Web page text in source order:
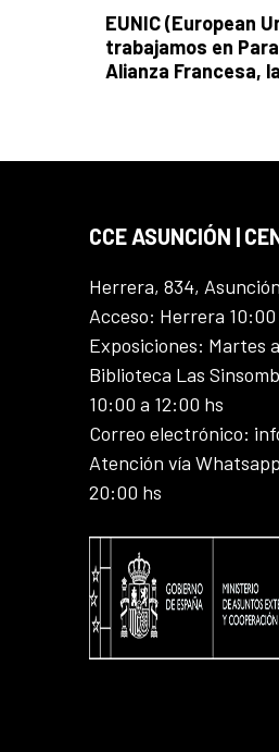
EUNIC (European
trabajamos en
Alianza Francesa,
CCE ASUNCIÓN |
Herrera, 834,
Acceso: Herrera 10:00
Exposiciones: Martes
Biblioteca Las
10:00 a 12:00 hs
Correo electrónico:
Atención vía
20:00 hs